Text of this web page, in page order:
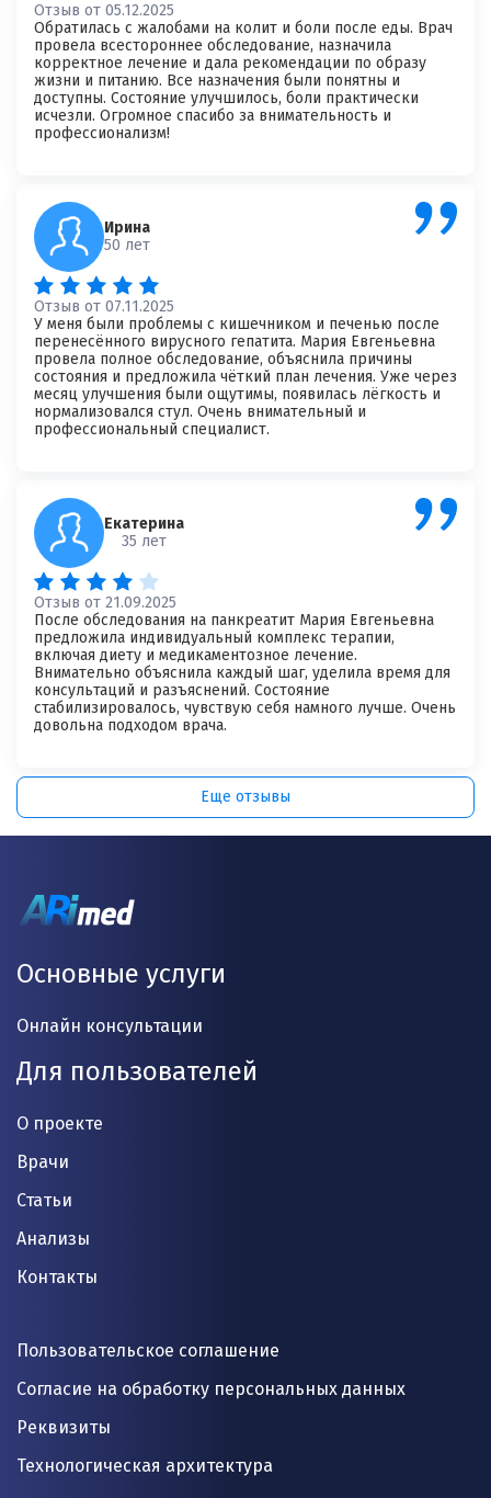
Отзыв от 05.12.2025
Обратилась с жалобами на колит и боли после еды. Врач
провела всестороннее обследование, назначила
корректное лечение и дала рекомендации по образу
жизни и питанию. Все назначения были понятны и
доступны. Состояние улучшилось, боли практически
исчезли. Огромное спасибо за внимательность и
профессионализм!
Ирина
50 лет
Отзыв от 07.11.2025
У меня были проблемы с кишечником и печенью после
перенесённого вирусного гепатита. Мария Евгеньевна
провела полное обследование, объяснила причины
состояния и предложила чёткий план лечения. Уже через
месяц улучшения были ощутимы, появилась лёгкость и
нормализовался стул. Очень внимательный и
профессиональный специалист.
Екатерина
35 лет
Отзыв от 21.09.2025
После обследования на панкреатит Мария Евгеньевна
предложила индивидуальный комплекс терапии,
включая диету и медикаментозное лечение.
Внимательно объяснила каждый шаг, уделила время для
консультаций и разъяснений. Состояние
стабилизировалось, чувствую себя намного лучше. Очень
довольна подходом врача.
Еще отзывы
обработку моих персональных данных
Основные услуги
Онлайн консультации
Для пользователей
О проекте
Врачи
Статьи
Анализы
Контакты
Пользовательское соглашение
Согласие на обработку персональных данных
Реквизиты
Технологическая архитектура